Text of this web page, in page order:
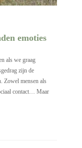
emoties
als we graag
zijn de
Zowel mensen als
contact… Maar